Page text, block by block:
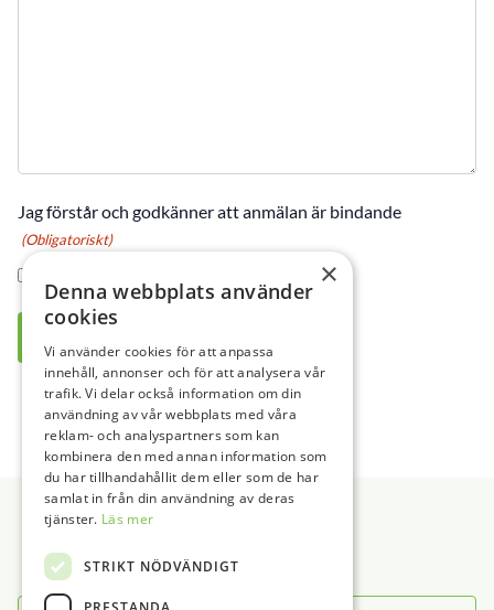
Jag förstår och godkänner att anmälan är bindande
(Obligatoriskt)
Sidfot
×
Denna webbplats använder
cookies
Vi använder cookies för att anpassa
innehåll, annonser och för att analysera vår
trafik. Vi delar också information om din
användning av vår webbplats med våra
reklam- och analyspartners som kan
kombinera den med annan information som
du har tillhandahållit dem eller som de har
samlat in från din användning av deras
tjänster. Läs mer
STRIKT NÖDVÄNDIGT